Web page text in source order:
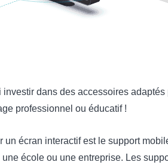
dans des accessoires
professionnel ou éducatif !
un écran interactif est le support
une école ou une entreprise. Les